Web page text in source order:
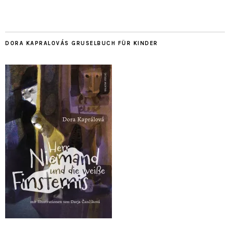
DORA KAPRALOVÁS GRUSELBUCH FÜR KINDER